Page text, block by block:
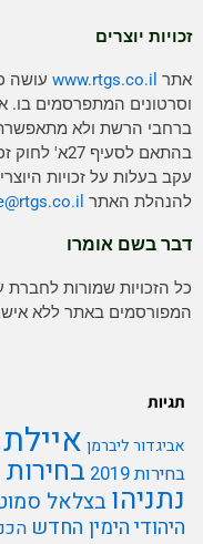
זכויות יוצרים
אתרwww.rtgs.co.ilעושה
וסרטונים המתפרסמים בו.
ברחבי הרשת ולא מתאפשרת
בהתאם לסעיף
עקב בעלות על זכויות
להנהלת האתרrtgs.co.il
דבר בשם אומרו
כל הזכויות שמורות
המפורסמים באתר ללא
תגיות
אביגדור ליברמן
בחירות 2019 בחירות 2020
נתניהו בצלאל
היהודיהימין החדש